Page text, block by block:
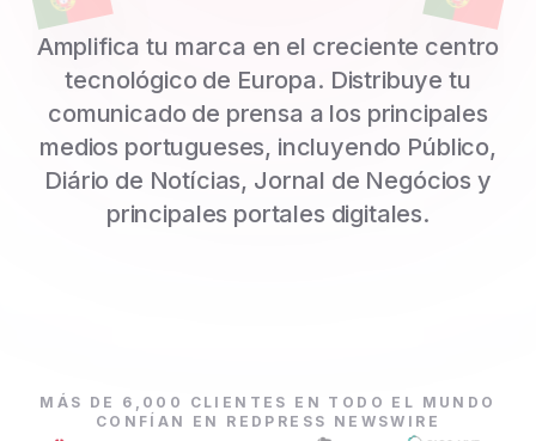
Amplifica tu marca en el creciente centro
tecnológico de Europa. Distribuye tu
comunicado de prensa a los principales
medios portugueses, incluyendo Público,
Diário de Notícias, Jornal de Negócios y
principales portales digitales.
MÁS DE 6,000 CLIENTES EN TODO EL MUNDO
CONFÍAN EN REDPRESS NEWSWIRE